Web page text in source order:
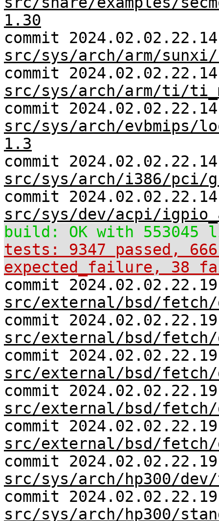
1.30
commit
src/sys/arch/arm/sunxi/
commit
src/sys/arch/arm/ti/
commit
src/sys/arch/evbmips/
1.3
commit
src/sys/arch/i386/pci/
commit
src/sys/dev/acpi/
build: OK with 553045
tests: 9347 passed,
expected_failure, 38
commit
src/external/bsd/
commit
src/external/bsd/
commit
src/external/bsd/
commit
src/external/bsd/
commit
src/external/bsd/
commit
src/sys/arch/hp300/
commit
src/sys/arch/hp300/